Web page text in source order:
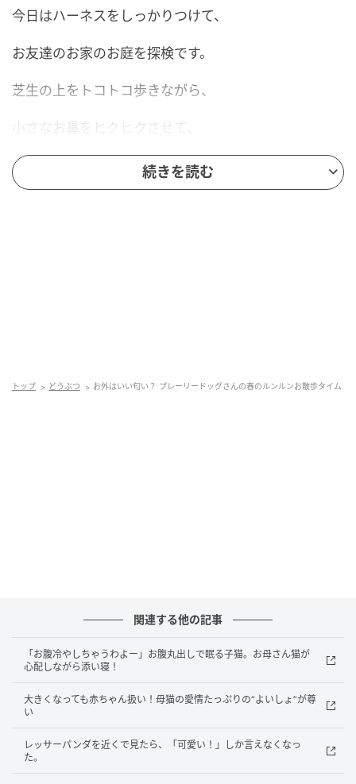
今日はハーネスをしっかりつけて、
お友達のお家のお庭を探検です。
芝生の上をトコトコ歩きながら、
小さなお鼻をヒクヒクさせて、
お外の匂いを一生懸命にかいでいます。
まるで小さな冒険家のような
自由気ままに探検を楽しむポピーさんの姿に、
見ているこちらまで一緒に
ピクニックをしているような、
楽しい気持ちになれるのでした。
続きを読む
トップ どうぶつ お外はいい匂い？ プレーリードッグさんの春のルンルンお散歩タイム
関連する他の記事
「お腹冷やしちゃうわよー」お腹丸出しで眠る子猫。お母さん猫が
心配しながら添い寝！
大きくなっても赤ちゃん扱い！母猫の愛情たっぷりの“よいしょ”が尊
い
レッサーパンダを近くで見たら、「可愛い！」しか言えなくなっ
た。